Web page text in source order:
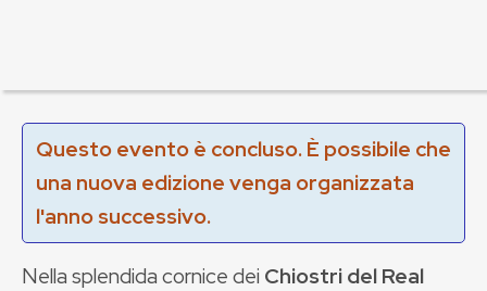
Questo evento è concluso. È possibile che
una nuova edizione venga organizzata
l'anno successivo.
Nella splendida cornice dei Chiostridel Real